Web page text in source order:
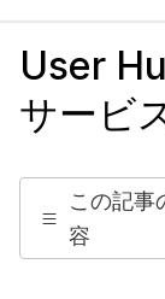
User
サービ
この記事
容